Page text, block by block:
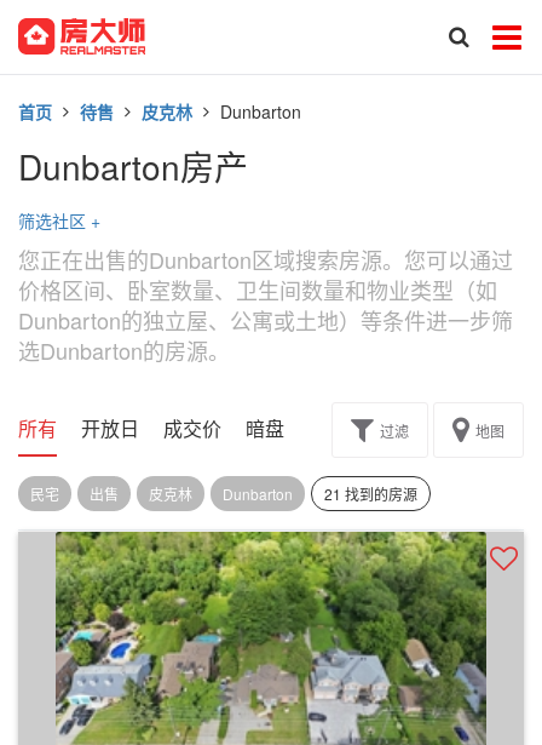
首页 待售 皮克林 Dunbarton
Dunbarton房产
筛选社区 +
您正在出售的Dunbarton区域搜索房源。您可以通过
价格区间、卧室数量、卫生间数量和物业类型（如
Dunbarton的独立屋、公寓或土地）等条件进一步筛
选Dunbarton的房源。
所有 开放日 成交价 暗盘 楼花转让过滤 地图
民宅 出售 皮克林 Dunbarton 21 找到的房源